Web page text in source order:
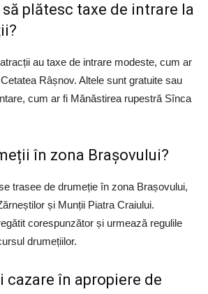
să plătesc taxe de intrare la
au taxe de intrare modeste, cum ar
Râșnov. Altele sunt gratuite sau
cum ar fi Mănăstirea rupestră Sînca
în zona Brașovului?
trasee de drumeție în zona Brașovului,
și Munții Piatra Craiului.
corespunzător și urmează regulile
drumețiilor.
cazare în apropiere de